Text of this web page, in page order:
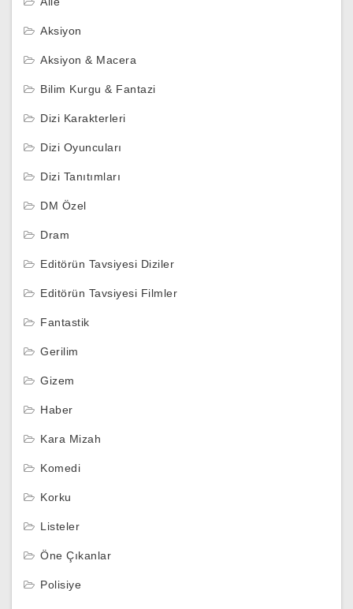
Aksiyon
Aksiyon & Macera
Bilim Kurgu & Fantazi
Dizi Karakterleri
Dizi Oyuncuları
Dizi Tanıtımları
DM Özel
Dram
Editörün Tavsiyesi Diziler
Editörün Tavsiyesi Filmler
Fantastik
Gerilim
Gizem
Haber
Kara Mizah
Komedi
Korku
Listeler
Öne Çıkanlar
Polisiye